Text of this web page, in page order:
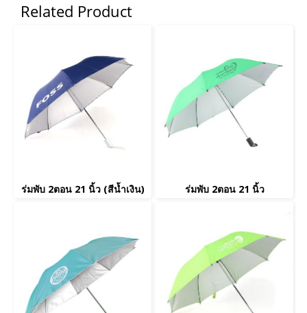
Related Product
ร่มพับ 2ตอน 21 นิ้ว (สีน้ำเงิน) ร่มพับ 2ตอน 21 นิ้ว